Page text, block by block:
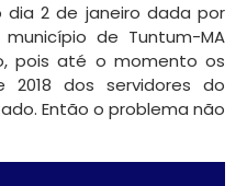
2 de janeiro dada por
de Tuntum-MA
pois até o momento os
2018 dos servidores do
Então o problema não